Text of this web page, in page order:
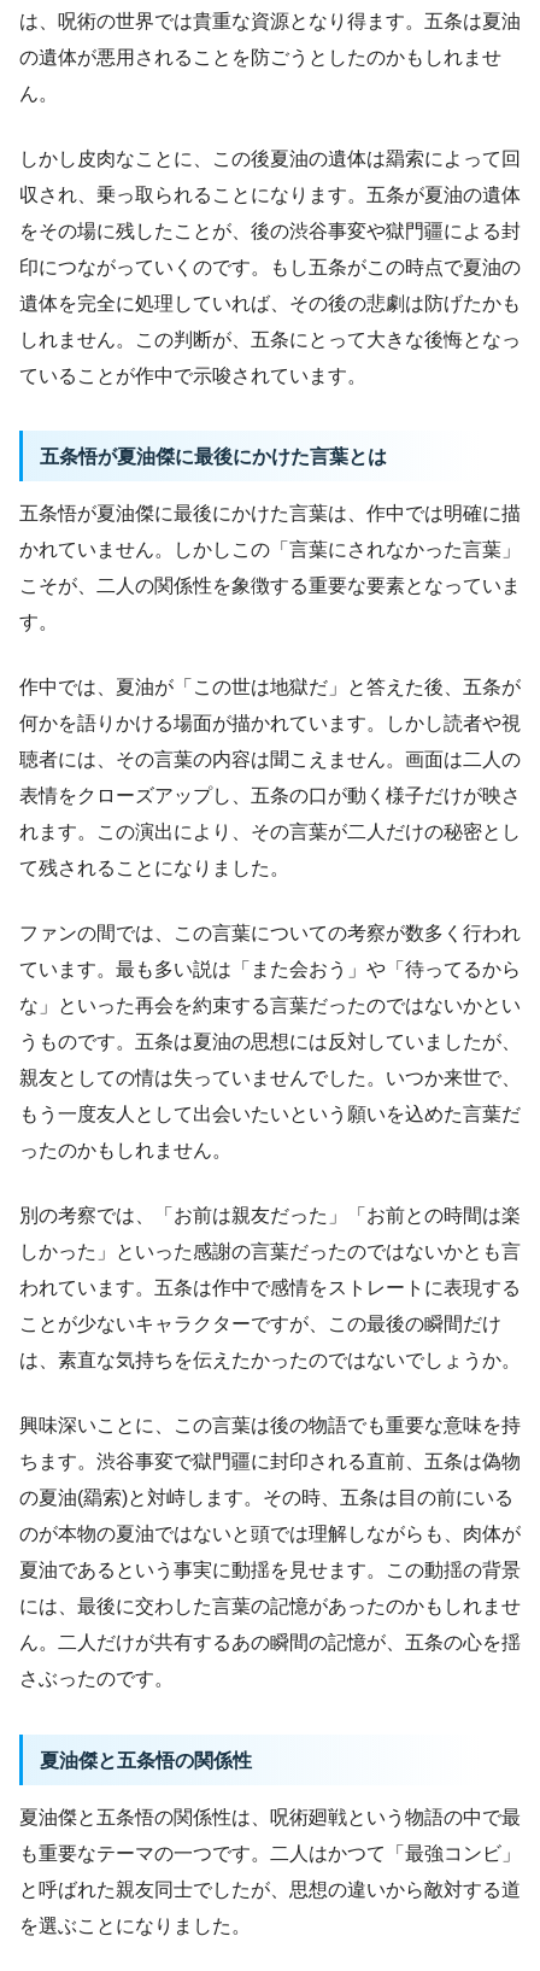
は、呪術の世界では貴重な資源となり得ます。五条は夏油
の遺体が悪用されることを防ごうとしたのかもしれませ
ん。
しかし皮肉なことに、この後夏油の遺体は羂索によって回
収され、乗っ取られることになります。五条が夏油の遺体
をその場に残したことが、後の渋谷事変や獄門疆による封
印につながっていくのです。もし五条がこの時点で夏油の
遺体を完全に処理していれば、その後の悲劇は防げたかも
しれません。この判断が、五条にとって大きな後悔となっ
ていることが作中で示唆されています。
五条悟が夏油傑に最後にかけた言葉とは
五条悟が夏油傑に最後にかけた言葉は、作中では明確に描
かれていません。しかしこの「言葉にされなかった言葉」
こそが、二人の関係性を象徴する重要な要素となっていま
す。
作中では、夏油が「この世は地獄だ」と答えた後、五条が
何かを語りかける場面が描かれています。しかし読者や視
聴者には、その言葉の内容は聞こえません。画面は二人の
表情をクローズアップし、五条の口が動く様子だけが映さ
れます。この演出により、その言葉が二人だけの秘密とし
て残されることになりました。
ファンの間では、この言葉についての考察が数多く行われ
ています。最も多い説は「また会おう」や「待ってるから
な」といった再会を約束する言葉だったのではないかとい
うものです。五条は夏油の思想には反対していましたが、
親友としての情は失っていませんでした。いつか来世で、
もう一度友人として出会いたいという願いを込めた言葉だ
ったのかもしれません。
別の考察では、「お前は親友だった」「お前との時間は楽
しかった」といった感謝の言葉だったのではないかとも言
われています。五条は作中で感情をストレートに表現する
ことが少ないキャラクターですが、この最後の瞬間だけ
は、素直な気持ちを伝えたかったのではないでしょうか。
興味深いことに、この言葉は後の物語でも重要な意味を持
ちます。渋谷事変で獄門疆に封印される直前、五条は偽物
の夏油(羂索)と対峙します。その時、五条は目の前にいる
のが本物の夏油ではないと頭では理解しながらも、肉体が
夏油であるという事実に動揺を見せます。この動揺の背景
には、最後に交わした言葉の記憶があったのかもしれませ
ん。二人だけが共有するあの瞬間の記憶が、五条の心を揺
さぶったのです。
夏油傑と五条悟の関係性
夏油傑と五条悟の関係性は、呪術廻戦という物語の中で最
も重要なテーマの一つです。二人はかつて「最強コンビ」
と呼ばれた親友同士でしたが、思想の違いから敵対する道
を選ぶことになりました。